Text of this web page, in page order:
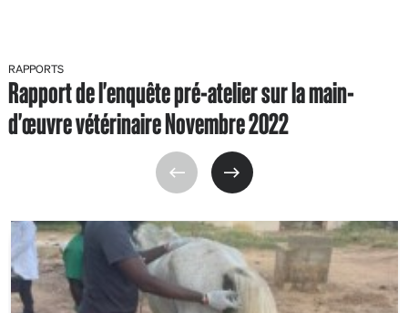
RAPPORTS
Rapport de l'enquête pré-atelier sur la main-
d'œuvre vétérinaire Novembre 2022